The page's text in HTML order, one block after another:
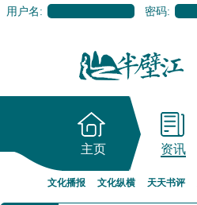
用户名: 密码:
主页 资讯
文化播报 文化纵横 天天书评